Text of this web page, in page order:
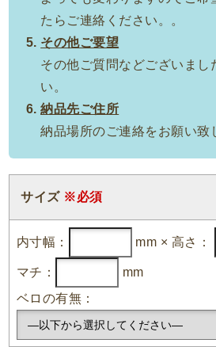
たらご連絡ください。。
その他ご要望
その他ご質問などございまし
い。
納品先ご住所
納品場所のご連絡をお願い致
サイズ ※必須
内寸幅： mm × 高さ：
マチ：
mm
ベロの有無：